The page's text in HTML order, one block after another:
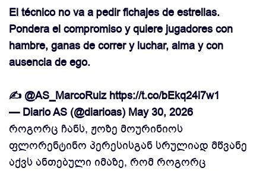
El técnico no va a pedir fichajes de estrellas.
Pondera el compromiso y quiere jugadores con
hambre, ganas de correr y luchar, alma y con
ausencia de ego.
✍️ @AS_MarcoRuiz https://t.co/bEkq24i7w1
— Diario AS (@diarioas) May 30, 2026
როგორც ჩანს, ჟოზე მოურინიოს
ფლორენტინო პერესისგან სრულიად მწვანე
აქვს ანთებული იმაზე, რომ როგორც